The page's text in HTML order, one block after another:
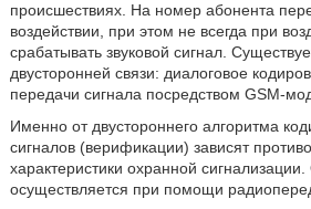
происшествиях. На номер абонента
воздействии, при этом не всегда при
срабатывать звуковой сигнал.
двусторонней связи: диалоговое
передачи сигнала посредством GSM-
Именно от двустороннего алгоритма
сигналов (верификации) зависят
характеристики охранной
осуществляется при помощи